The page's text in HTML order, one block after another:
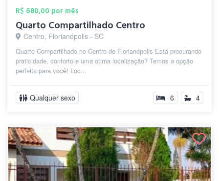
R$ 680,00 por mês
Quarto Compartilhado Centro
Centro, Florianópolis - SC
Quarto Compartilhado no Centro de Florianópolis Está procurando
praticidade, conforto e uma ótima localização? Temos a opção
perfeita para você! Loc...
Qualquer sexo 6 4